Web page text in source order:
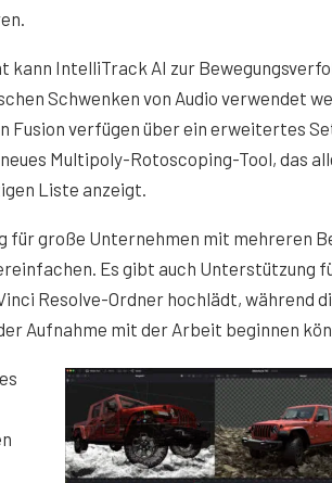
kann IntelliTrack AI zur
Schwenken von Audio verwendet
Fusion verfügen über ein erweitertes
Multipoly-Rotoscoping-Tool, das
Liste anzeigt.
für große Unternehmen mit mehreren
Es gibt auch Unterstützung
Resolve-Ordner hochlädt, während
Aufnahme mit der Arbeit beginnen